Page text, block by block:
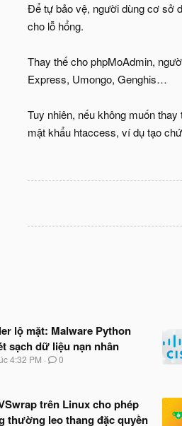
Để tự bảo vệ, người dùng cơ sở
cho lỗ hổng.
Thay thế cho phpMoAdmin,
Express, Umongo, Genghis…
Tuy nhiên, nếu không muốn
mật khẩu htaccess, ví dụ tạo
lộ mặt: Malware Python
sạch dữ liệu nạn nhân
4:32 PM 0
trên Linux cho phép
thường leo thang đặc quyền